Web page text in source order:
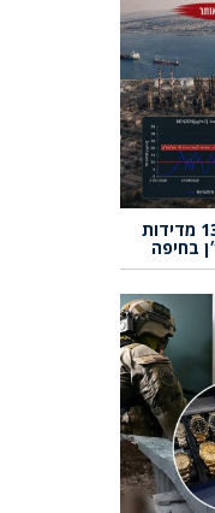
הבנזן שוב מעל הקו האדום: 130 מדידות
בחיפה